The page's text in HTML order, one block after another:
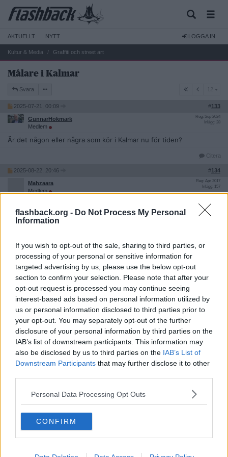
flashback.org - Do Not Process My Personal
Information
If you wish to opt-out of the sale, sharing to third parties, or
processing of your personal or sensitive information for
targeted advertising by us, please use the below opt-out
section to confirm your selection. Please note that after your
opt-out request is processed you may continue seeing
interest-based ads based on personal information utilized by
us or personal information disclosed to third parties prior to
your opt-out. You may separately opt-out of the further
disclosure of your personal information by third parties on the
IAB’s list of downstream participants. This information may
also be disclosed by us to third parties on the IAB’s List of
Downstream Participants that may further disclose it to other
Personal Data Processing Opt Outs
CONFIRM
AKTUELLT NYTT LOGGA IN
Kultur & Media Graffiti och street art
Målare i Kalmar
Svara
2025-07-21, 00:09 #133
GunnarHokmark
Medlem
Reg: Sep 2024
Inlägg: 28
Är det någon eller några som kör i Kalmar nu för tiden?
Citera
2025-08-22, 20:46 #134
Mahzaara
Medlem
Reg: Apr 2017
Inlägg: 157
Ursprungligen postat av
Undrar om det är mycket graff i kalmar nuförtiden ?
Minns att de var ganska mycket när jag bodde där ( bodde
iochförsig bara där i typ 1 år men)
Om det är mycket vilka målare/crew´s ser man mest av ?
Hade nog kollat mot Osin och gänget.
THUG crew och kända i Kalmar för graff.
Citera
Svara 12
Skapa ett konto eller logga in för att
kommentera
Du måste vara medlem för att kunna kommentera
Skapa ett konto
Det är enkelt att registrera ett nytt konto